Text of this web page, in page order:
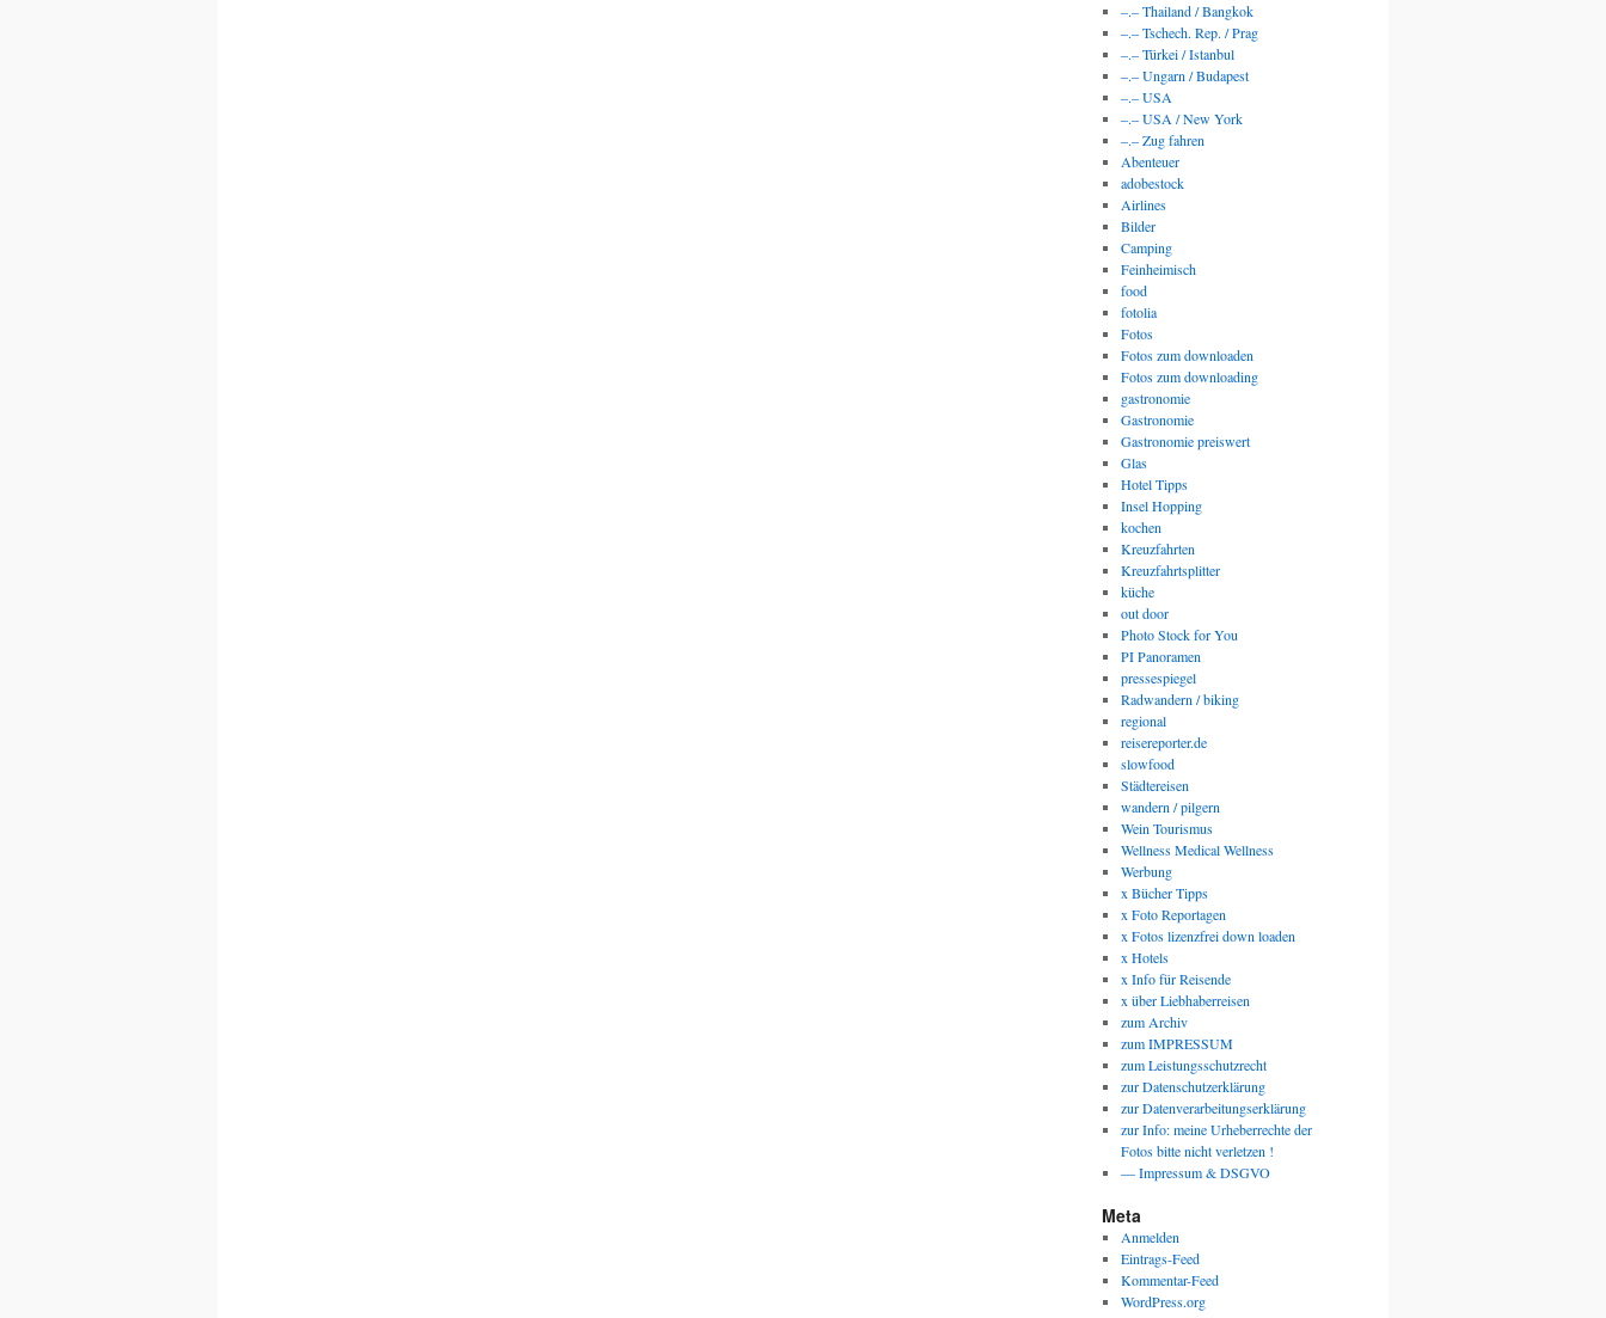
–.– Thailand / Bangkok
–.– Tschech. Rep. / Prag
–.– Türkei / Istanbul
–.– Ungarn / Budapest
–.– USA
–.– USA / New York
–.– Zug fahren
Abenteuer
adobestock
Airlines
Bilder
Camping
Feinheimisch
food
fotolia
Fotos
Fotos zum downloaden
Fotos zum downloading
gastronomie
Gastronomie
Gastronomie preiswert
Glas
Hotel Tipps
Insel Hopping
kochen
Kreuzfahrten
Kreuzfahrtsplitter
küche
out door
Photo Stock for You
PI Panoramen
pressespiegel
Radwandern / biking
regional
reisereporter.de
slowfood
Städtereisen
wandern / pilgern
Wein Tourismus
Wellness Medical Wellness
Werbung
x Bücher Tipps
x Foto Reportagen
x Fotos lizenzfrei down loaden
x Hotels
x Info für Reisende
x über Liebhaberreisen
zum Archiv
zum IMPRESSUM
zum Leistungsschutzrecht
zur Datenschutzerklärung
zur Datenverarbeitungserklärung
zur Info: meine Urheberrechte der
Fotos bitte nicht verletzen !
— Impressum & DSGVO
Meta
Anmelden
Eintrags-Feed
Kommentar-Feed
WordPress.org